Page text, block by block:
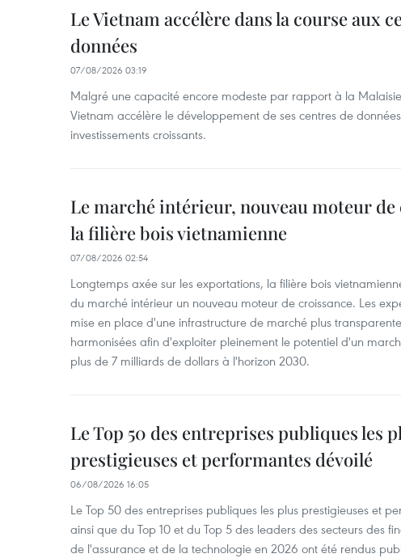
Le Vietnam accélère dans la course aux
données
07/08/2026 03:19
Malgré une capacité encore modeste par rapport à la
Vietnam accélère le développement de ses centres de
investissements croissants.
Le marché intérieur, nouveau moteur de
la filière bois vietnamienne
07/08/2026 02:54
Longtemps axée sur les exportations, la filière bois
du marché intérieur un nouveau moteur de croissance. Les
mise en place d'une infrastructure de marché plus
harmonisées afin d'exploiter pleinement le potentiel d'un
plus de 7 milliards de dollars à l'horizon 2030.
Le Top 50 des entreprises publiques les
prestigieuses et performantes dévoilé
06/08/2026 16:05
Le Top 50 des entreprises publiques les plus prestigieuses et
ainsi que du Top 10 et du Top 5 des leaders des secteurs des
de l'assurance et de la technologie en 2026 ont été rendus